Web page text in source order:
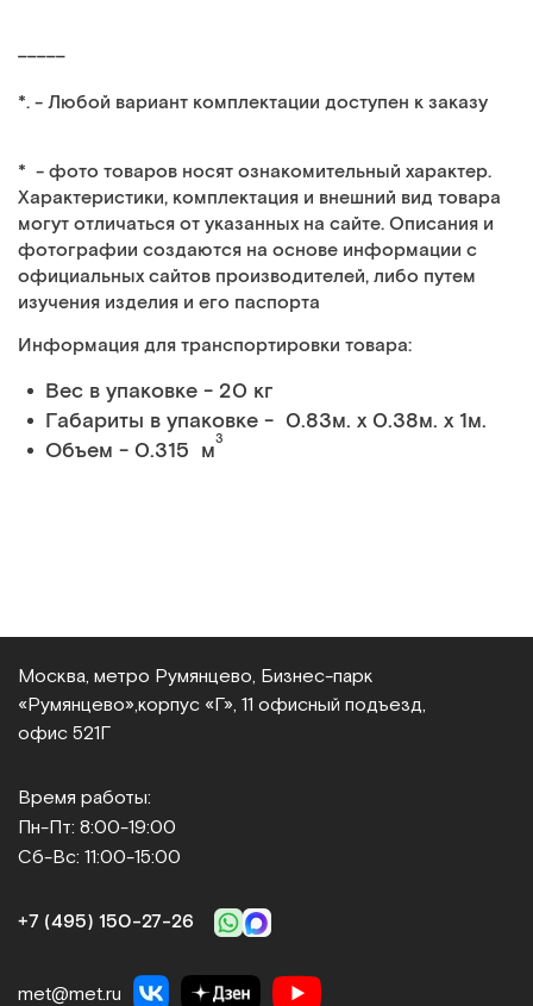
_____
*. - Любой вариант комплектации доступен к заказу
* - фото товаров носят ознакомительный характер.
Характеристики, комплектация и внешний вид товара
могут отличаться от указанных на сайте. Описания и
фотографии создаются на основе информации с
официальных сайтов производителей, либо путем
изучения изделия и его паспорта
Информация для транспортировки товара:
Вес в упаковке - 20 кг
Габариты в упаковке - 0.83м. x 0.38м. x 1м.
Объем - 0.315 м3
Москва, метро Румянцево, Бизнес‑парк
«Румянцево», корпус «Г», 11 офисный подъезд,
офис 521Г
Время работы:
Пн-Пт: 8:00-19:00
Сб-Вс: 11:00-15:00
+7 (495) 150‑27‑26
met@met.ru